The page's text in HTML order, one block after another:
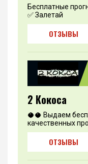
Бесплатные
✅ Залетай
ОТЗЫВЫ
2 Кокоса
🥥🥥 Выдаем
качественных
ОТЗЫВЫ